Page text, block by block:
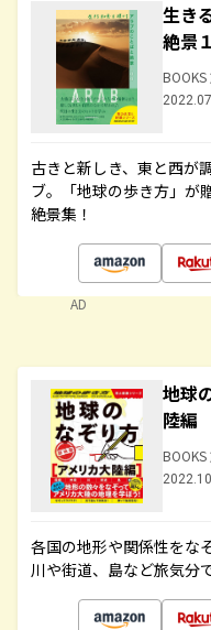
生き
絶景
古きと新しき、東と西が
ブ。「地球の歩き方」が
絶景集！
AD
地球
陸編
各国の地形や関係性をな
川や街道、島など旅気分